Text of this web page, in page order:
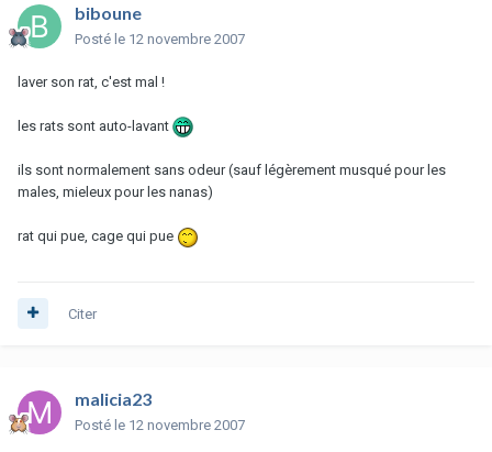
biboune
Posté le 12 novembre 2007
laver son rat, c'est mal !
les rats sont auto-lavant
ils sont normalement sans odeur (sauf légèrement musqué pour les
males, mieleux pour les nanas)
rat qui pue, cage qui pue
Citer
malicia23
Posté le 12 novembre 2007